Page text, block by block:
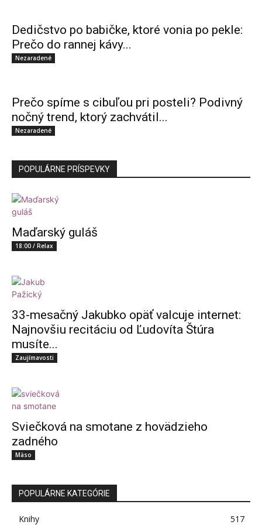
Dedičstvo po babičke, ktoré vonia po pekle:
Prečo do rannej kávy...
Nezaradené
Prečo spíme s cibuľou pri posteli? Podivný
nočný trend, ktorý zachvátil...
Nezaradené
POPULÁRNE PRÍSPEVKY
Maďarský guláš
18:00 / Relax
33-mesačný Jakubko opäť valcuje internet:
Najnovšiu recitáciu od Ľudovíta Štúra
musíte...
Zaujímavosti
Sviečková na smotane z hovädzieho
zadného
Mäso
POPULÁRNE KATEGÓRIE
Knihy
517